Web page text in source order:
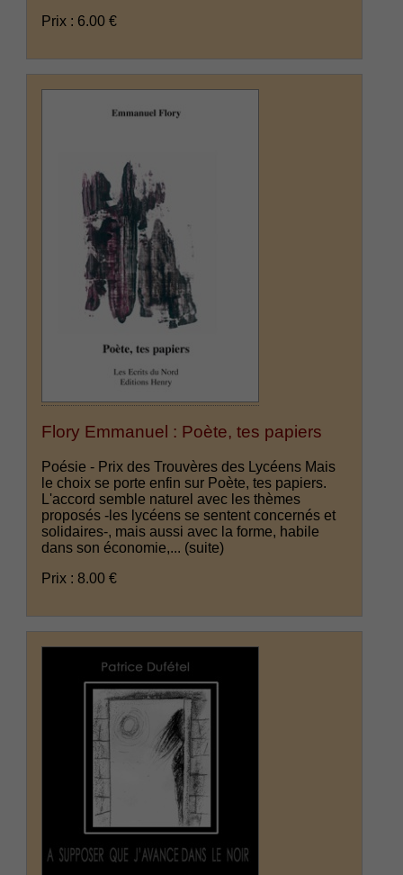
Prix : 6.00 €
Flory Emmanuel : Poète, tes papiers
Poésie - Prix des Trouvères des Lycéens Mais
le choix se porte enfin sur Poète, tes papiers.
L'accord semble naturel avec les thèmes
proposés -les lycéens se sentent concernés et
solidaires-, mais aussi avec la forme, habile
dans son économie,... (suite)
Prix : 8.00 €